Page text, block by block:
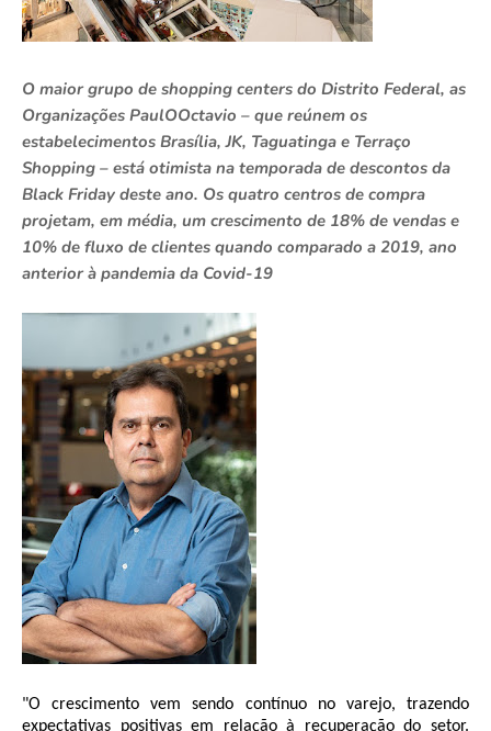
O maior grupo de shopping centers do Distrito Federal, as
Organizações PaulOOctavio – que reúnem os
estabelecimentos Brasília, JK, Taguatinga e Terraço
Shopping – está otimista na temporada de descontos da
Black Friday deste ano. Os quatro centros de compra
projetam, em média, um crescimento de 18% de vendas e
10% de fluxo de clientes quando comparado a 2019, ano
anterior à pandemia da Covid-19
"O crescimento vem sendo contínuo no varejo, trazendo
expectativas positivas em relação à recuperação do setor.